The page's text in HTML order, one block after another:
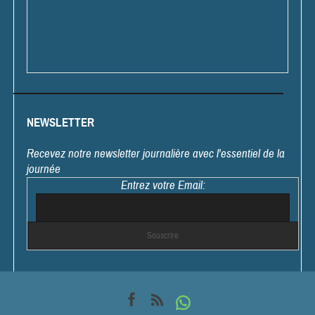
NEWSLETTER
Recevez notre newsletter journalière avec l'essentiel de la
journée
Entrez votre Email: